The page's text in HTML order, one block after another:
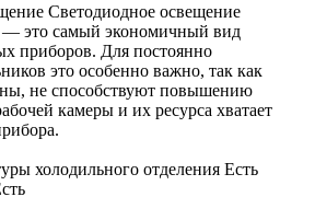
Светодиодное освещение
это самый экономичный вид
приборов. Для постоянно
это особенно важно, так как
не способствуют повышению
камеры и их ресурса хватает
холодильного отделения Есть